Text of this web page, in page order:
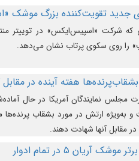
تقویت‌کننده بزرگ موشک
شرکت «اسپیس‌ایکس» در توییتر
را روی سکوی پرتاب نشان می‌دهد.
هفته آینده در
مجلس نمایندگان آمریکا در حال
به‌ویژه ارتش در مورد بشقاب پرنده‌ها
در مقابل آنها شهادت دهند.